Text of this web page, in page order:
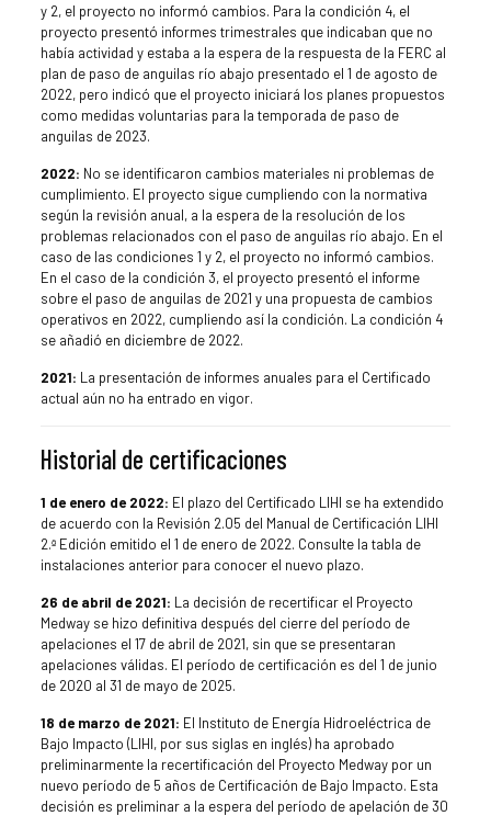
y 2, el proyecto no informó cambios. Para la condición 4, el
proyecto presentó informes trimestrales que indicaban que no
había actividad y estaba a la espera de la respuesta de la FERC al
plan de paso de anguilas río abajo presentado el 1 de agosto de
2022, pero indicó que el proyecto iniciará los planes propuestos
como medidas voluntarias para la temporada de paso de
anguilas de 2023.
2022: No se identificaron cambios materiales ni problemas de
cumplimiento. El proyecto sigue cumpliendo con la normativa
según la revisión anual, a la espera de la resolución de los
problemas relacionados con el paso de anguilas río abajo. En el
caso de las condiciones 1 y 2, el proyecto no informó cambios.
En el caso de la condición 3, el proyecto presentó el informe
sobre el paso de anguilas de 2021 y una propuesta de cambios
operativos en 2022, cumpliendo así la condición. La condición 4
se añadió en diciembre de 2022.
2021: La presentación de informes anuales para el Certificado
actual aún no ha entrado en vigor.
Historial de certificaciones
1 de enero de 2022: El plazo del Certificado LIHI se ha extendido
de acuerdo con la Revisión 2.05 del Manual de Certificación LIHI
2.ª Edición emitido el 1 de enero de 2022. Consulte la tabla de
instalaciones anterior para conocer el nuevo plazo.
26 de abril de 2021: La decisión de recertificar el Proyecto
Medway se hizo definitiva después del cierre del período de
apelaciones el 17 de abril de 2021, sin que se presentaran
apelaciones válidas. El período de certificación es del 1 de junio
de 2020 al 31 de mayo de 2025.
18 de marzo de 2021: El Instituto de Energía Hidroeléctrica de
Bajo Impacto (LIHI, por sus siglas en inglés) ha aprobado
preliminarmente la recertificación del Proyecto Medway por un
nuevo período de 5 años de Certificación de Bajo Impacto. Esta
decisión es preliminar a la espera del período de apelación de 30